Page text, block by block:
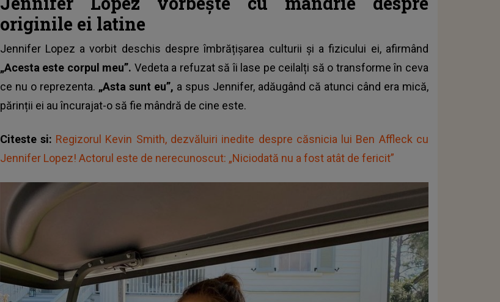
originile ei latine
Jennifer Lopez a vorbit deschis despre îmbrățișarea culturii și a fizicului ei, afirmând
„Acesta este corpul meu”. Vedeta a refuzat să îi lase pe ceilalți să o transforme în ceva
ce nu o reprezenta. „Asta sunt eu”, a spus Jennifer, adăugând că atunci când era mică,
părinții ei au încurajat-o să fie mândră de cine este.
Citeste si: Regizorul Kevin Smith, dezvăluiri inedite despre căsnicia lui Ben Affleck cu
Jennifer Lopez! Actorul este de nerecunoscut: „Niciodată nu a fost atât de fericit”